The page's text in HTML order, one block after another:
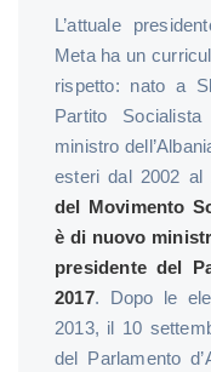
L’attuale
Meta ha un
rispetto: nato a
Partito
ministro
esteri dal 2002 al
del Movimento
è di nuovo
presidente del
2017. Dopo le
2013, il 10
del Parlamento